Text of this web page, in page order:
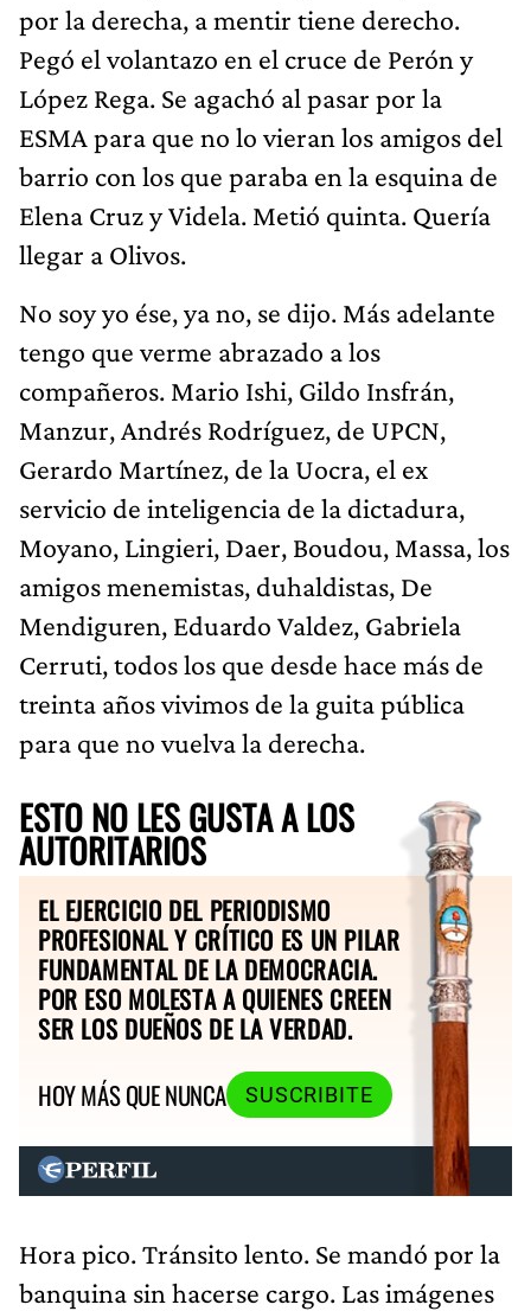
por la derecha, a mentir tiene derecho.
Pegó el volantazo en el cruce de Perón y
López Rega. Se agachó al pasar por la
ESMA para que no lo vieran los amigos del
barrio con los que paraba en la esquina de
Elena Cruz y Videla. Metió quinta. Quería
llegar a Olivos.
No soy yo ése, ya no, se dijo. Más adelante
tengo que verme abrazado a los
compañeros. Mario Ishi, Gildo Insfrán,
Manzur, Andrés Rodríguez, de UPCN,
Gerardo Martínez, de la Uocra, el ex
servicio de inteligencia de la dictadura,
Moyano, Lingieri, Daer, Boudou, Massa, los
amigos menemistas, duhaldistas, De
Mendiguren, Eduardo Valdez, Gabriela
Cerruti, todos los que desde hace más de
treinta años vivimos de la guita pública
para que no vuelva la derecha.
ESTO NO LES GUSTA A LOS
AUTORITARIOS
EL EJERCICIO DEL PERIODISMO
PROFESIONAL Y CRÍTICO ES UN PILAR
FUNDAMENTAL DE LA DEMOCRACIA.
POR ESO MOLESTA A QUIENES CREEN
SER LOS DUEÑOS DE LA VERDAD.
HOY MÁS QUE NUNCA
SUSCRIBITE
Hora pico. Tránsito lento. Se mandó por la
banquina sin hacerse cargo. Las imágenes